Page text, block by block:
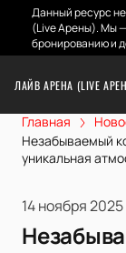
Данный ресурс
(Live Арены). Мы
бронированию и
ЛАЙВ АРЕНА (LIVE
Главная
Незабываемый
уникальная
14 ноября 2025